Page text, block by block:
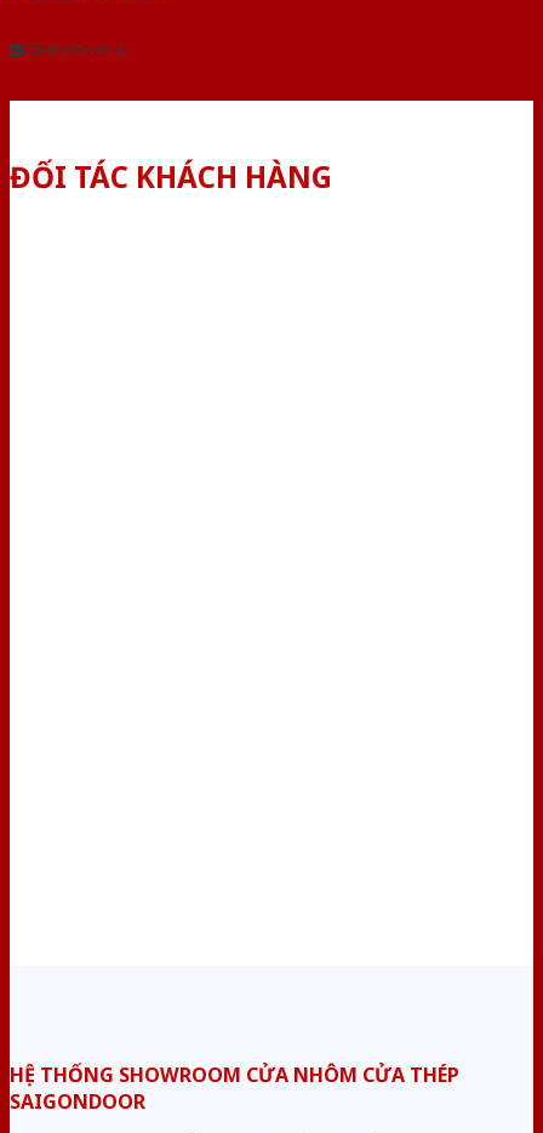
Dành cho đại lý
ĐỐI TÁC KHÁCH HÀNG
HỆ THỐNG SHOWROOM CỬA NHÔM CỬA THÉP
SAIGONDOOR